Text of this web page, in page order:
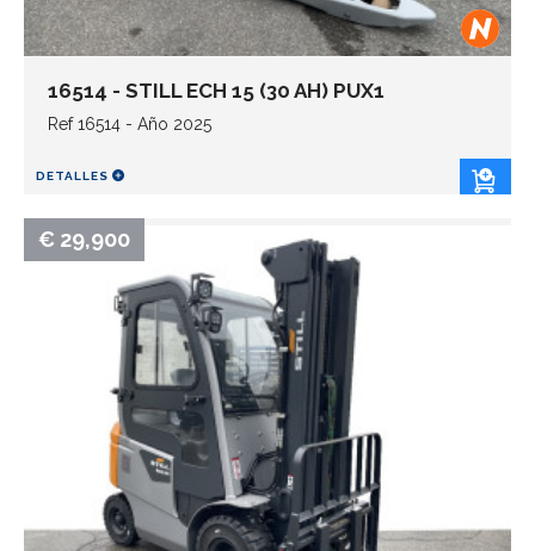
16514 - STILL ECH 15 (30 AH) PUX1
Ref 16514 - Año 2025
DETALLES
€ 29,900